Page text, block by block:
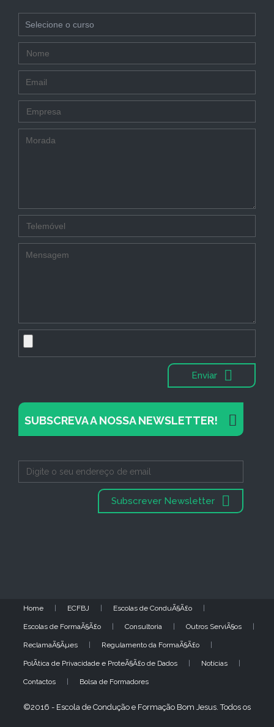
Enviar
SUBSCREVA A NOSSA NEWSLETTER!
Subscrever Newsletter
Home ECFBJ Escolas de ConduÃ§Ã£o
Escolas de FormaÃ§Ã£o Consultoria Outros ServiÃ§os
ReclamaÃ§Ãµes Regulamento da FormaÃ§Ã£o
PolÃ­tica de Privacidade e ProteÃ§Ã£o de Dados Notícias
Contactos Bolsa de Formadores
©2016 - Escola de Condução e Formação Bom Jesus. Todos os